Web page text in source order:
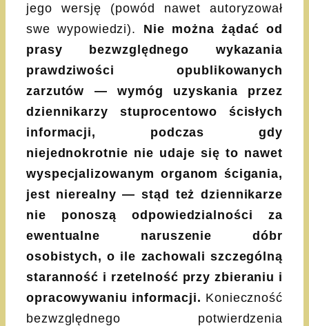
jego wersję (powód nawet autoryzował
swe wypowiedzi). Nie można żądać od
prasy bezwzględnego wykazania
prawdziwości opublikowanych
zarzutów — wymóg uzyskania przez
dziennikarzy stuprocentowo ścisłych
informacji, podczas gdy
niejednokrotnie nie udaje się to nawet
wyspecjalizowanym organom ścigania,
jest nierealny — stąd też dziennikarze
nie ponoszą odpowiedzialności za
ewentualne naruszenie dóbr
osobistych, o ile zachowali szczególną
staranność i rzetelność przy zbieraniu i
opracowywaniu informacji. Konieczność
bezwzględnego potwierdzenia